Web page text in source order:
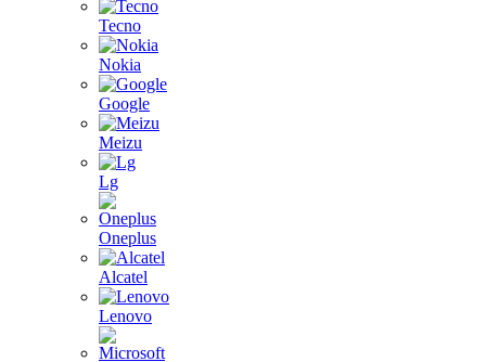
Tecno
Nokia
Google
Meizu
Lg
Oneplus
Alcatel
Lenovo